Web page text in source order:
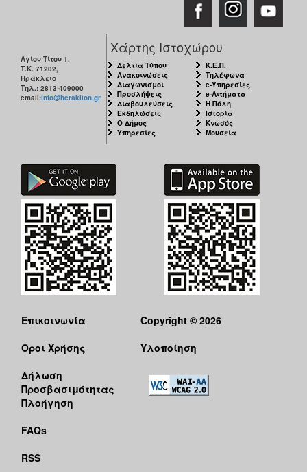
Αγίου Τίτου 1,
Τ.Κ. 71202,
Ηράκλειο
Τηλ.: 2813-409000
email:info@heraklion.gr
Χάρτης Ιστοχώρου
Δελτία Τύπου
Ανακοινώσεις
Διαγωνισμοί
Προσλήψεις
Διαβουλεύσεις
Εκδηλώσεις
Ο Δήμος
Υπηρεσίες
Κ.Ε.Π.
Τηλέφωνα
e-Υπηρεσίες
e-Αιτήματα
Η Πόλη
Ιστορία
Κνωσός
Μουσεία
Επικοινωνία
Όροι Χρήσης
Δήλωση
Προσβασιμότητας
Πλοήγηση
FAQs
RSS
Copyright © 2026
Υλοποίηση